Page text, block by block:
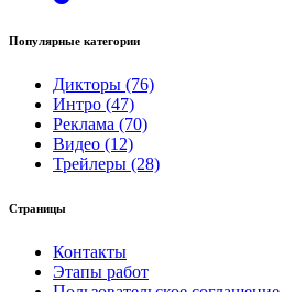
Популярные категории
Дикторы (76)
Интро (47)
Реклама (70)
Видео (12)
Трейлеры (28)
Страницы
Контакты
Этапы работ